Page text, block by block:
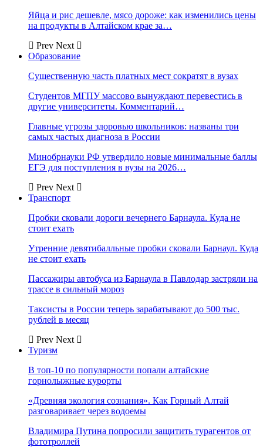
Яйца и рис дешевле, мясо дороже: как изменились цены
на продукты в Алтайском крае за…
Prev Next
Образование
Существенную часть платных мест сократят в вузах
Студентов МГПУ массово вынуждают перевестись в
другие университеты. Комментарий…
Главные угрозы здоровью школьников: названы три
самых частых диагноза в России
Минобрнауки РФ утвердило новые минимальные баллы
ЕГЭ для поступления в вузы на 2026…
Prev Next
Транспорт
Пробки сковали дороги вечернего Барнаула. Куда не
стоит ехать
Утренние девятибалльные пробки сковали Барнаул. Куда
не стоит ехать
Пассажиры автобуса из Барнаула в Павлодар застряли на
трассе в сильный мороз
Таксисты в России теперь зарабатывают до 500 тыс.
рублей в месяц
Prev Next
Туризм
В топ-10 по популярности попали алтайские
горнолыжные курорты
«Древняя экология сознания». Как Горный Алтай
разговаривает через водоемы
Владимира Путина попросили защитить турагентов от
фототроллей